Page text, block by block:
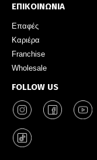
ΕΠΙΚΟΙΝΩΝΙΑ
Επαφές
Καριέρα
Franchise
Wholesale
FOLLOW US